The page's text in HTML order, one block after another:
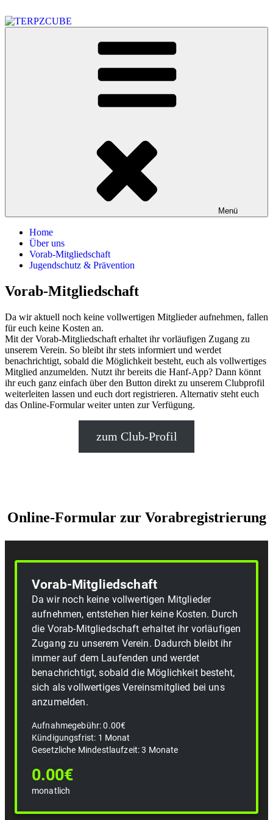
Inhalt
springen
Anbauvereinigung nach KCanG
Menü
Home
Über uns
Vorab-Mitgliedschaft
Jugendschutz & Prävention
Vorab-Mitgliedschaft
Da wir aktuell noch keine vollwertigen Mitglieder aufnehmen, fallen
für euch keine Kosten an.
Mit der Vorab-Mitgliedschaft erhaltet ihr vorläufigen Zugang zu
unserem Verein. So bleibt ihr stets informiert und werdet
benachrichtigt, sobald die Möglichkeit besteht, euch als vollwertiges
Mitglied anzumelden. Nutzt ihr bereits die Hanf-App? Dann könnt
ihr euch ganz einfach über den Button direkt zu unserem Clubprofil
weiterleiten lassen und euch dort registrieren. Alternativ steht euch
das Online-Formular weiter unten zur Verfügung.
zum Club-Profil
Online-Formular zur Vorabregistrierung